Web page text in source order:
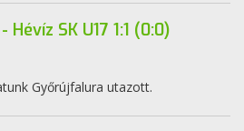
SK U17 1:1 (0:0)
Győrújfalura utazott.